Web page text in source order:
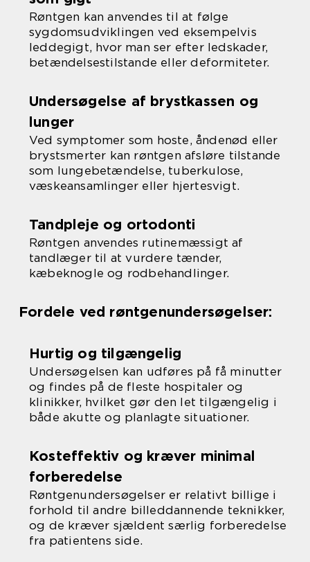
Røntgen kan anvendes til at følge
sygdomsudviklingen ved eksempelvis
leddegigt, hvor man ser efter ledskader,
betændelsestilstande eller deformiteter.
Undersøgelse af brystkassen og
lunger
Ved symptomer som hoste, åndenød eller
brystsmerter kan røntgen afsløre tilstande
som lungebetændelse, tuberkulose,
væskeansamlinger eller hjertesvigt.
Tandpleje og ortodonti
Røntgen anvendes rutinemæssigt af
tandlæger til at vurdere tænder,
kæbeknogle og rodbehandlinger.
Fordele ved røntgenundersøgelser:
Hurtig og tilgængelig
Undersøgelsen kan udføres på få minutter
og findes på de fleste hospitaler og
klinikker, hvilket gør den let tilgængelig i
både akutte og planlagte situationer.
Kosteffektiv og kræver minimal
forberedelse
Røntgenundersøgelser er relativt billige i
forhold til andre billeddannende teknikker,
og de kræver sjældent særlig forberedelse
fra patientens side.